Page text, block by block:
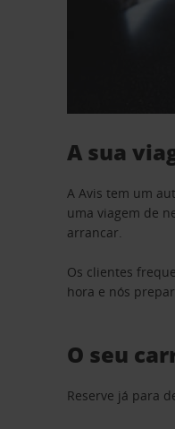
A sua
A Avis tem um
uma viagem de
arrancar.
Os clientes
hora e nós
O seu
Reserve já para